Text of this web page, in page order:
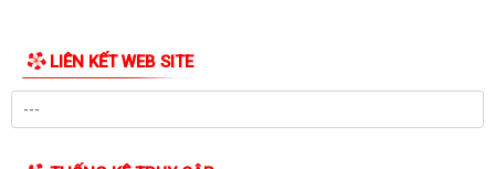
THÔNG, TRẬT TỰ CÔNG CỘNG VÀ VỆ SINH MÔI...
XÃ AN LÃO TỔ CHỨC HỘI NGHỊ TRIỂN KHAI CÔNG TÁC THU THẬP,
CUNG CẤP THÔNG TIN LẬP SỔ BỘ THUẾ SỬ DỤNG...